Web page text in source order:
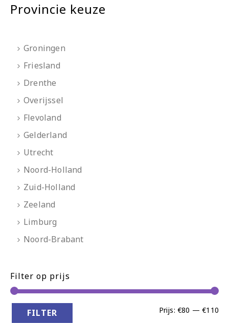
Provincie keuze
Groningen
Friesland
Drenthe
Overijssel
Flevoland
Gelderland
Utrecht
Noord-Holland
Zuid-Holland
Zeeland
Limburg
Noord-Brabant
Filter op prijs
FILTER Prijs: €80 —€110